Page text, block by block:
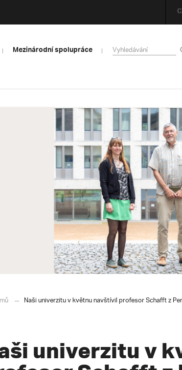
Mezinárodní spolupráce
Naši univerzitu v květnu navštívil profesor Schafft z
univerzitu v